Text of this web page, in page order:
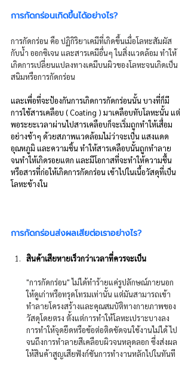
การกัดกร่อนเกิดขึ้นได้อย่างไร?
การกัดกร่อน คือ ปฏิกิริยาเคมีที่เกิดขึ้นเมื่อโลหะสัมผัส
กับน้ำ ออกซิเจน และสารเคมีอื่นๆ ในสิ่งแวดล้อม ทำให้
เกิดการเปลี่ยนแปลงทางเคมีบนผิวของโลหะจนเกิดเป็น
สนิมหรือการกัดกร่อน
และเพื่อที่จะป้องกันการเกิดการกัดกร่อนนั้น บางที่ก็มี
การใช้สารเคลือบ ( Coating ) มาเคลือบทับโลหะนั้น แต่
พอระยะเวลาผ่านไปสารเคลือบก็จะเริ่มถูกทำให้เสื่อม
อย่างช้าๆ ด้วยสภาพแวดล้อมไม่ว่าจะเป็น แสงแดด
อุณหภูมิ และความชิ้น ทำให้สารเคลือบนั้นถูกทำลาย
จนทำให้เกิดรอยแตก และมีโอกาสที่จะทำให้ความชื้น
หรือสารที่ก่อให้เกิดการกัดกร่อน เข้าไปในเนื้อวัสดุที่เป็น
โลหะข้างใน
การกัดกร่อนส่งผลเสียต่อเราอย่างไร?
สินค้าเสียหายเร็วกว่าเวลาที่ควรจะเป็น
"การกัดกร่อน" ไม่ได้ทำร้ายแค่รูปลักษณ์ภายนอก
ให้ดูเก่าหรือทรุดโทรมเท่านั้น แต่มันสามารถเข้า
ทำลายโครงสร้างและคุณสมบัติทางกายภาพของ
วัสดุโดยตรง ตั้งแต่การทำให้โลหะเปราะบางลง
การทำให้จุดยึดหรือข้อต่อติดขัดจนใช้งานไม่ได้ ไป
จนถึงการทำลายสีเคลือบผิวจนหลุดลอก ซึ่งส่งผล
ให้สินค้าสูญเสียฟังก์ชันการทำงานหลักไปในทันที